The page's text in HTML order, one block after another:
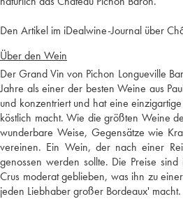
Den Artikel im iDealwine-Journal über
Über den Wein
Der Grand Vin von Pichon Longueville
Jahre als einer der besten Weine aus
und konzentriert und hat eine
köstlich macht. Wie die größten Weine
wunderbare Weise, Gegensätze wie
vereinen. Ein Wein, der nach einer
genossen werden sollte. Die Preise
Crus moderat geblieben, was ihn zu
jeden Liebhaber großer Bordeaux' macht.